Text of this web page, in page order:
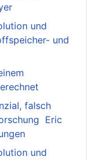
und
und
falsch
Eric
und